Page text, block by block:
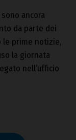
ancora
da parte dei
le prime notizie,
la giornata
nell’ufficio